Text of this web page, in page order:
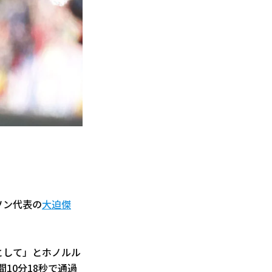
ン代表の大迫傑
て」とホノルル
10分18秒で通過